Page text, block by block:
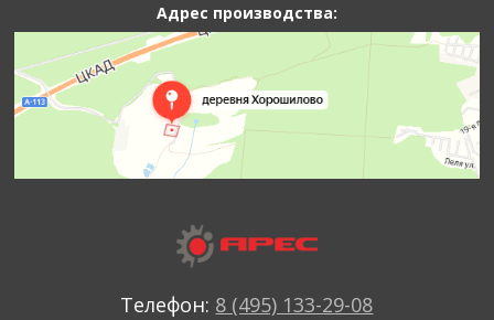
Адрес производства:
Телефон: 8 (495) 133-29-08